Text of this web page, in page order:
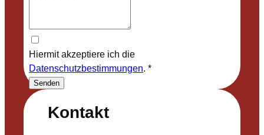
Kontakt
Hiermit akzeptiere ich die
Datenschutzbestimmungen. *
Senden